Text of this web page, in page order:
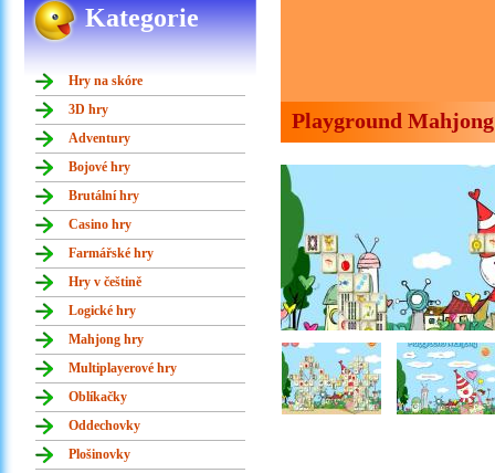
Kategorie
Hry na skóre
3D hry
Adventury
Bojové hry
Brutální hry
Casino hry
Farmářské hry
Hry v češtině
Logické hry
Mahjong hry
Multiplayerové hry
Oblíkačky
Oddechovky
Plošinovky
Playground Mahjong